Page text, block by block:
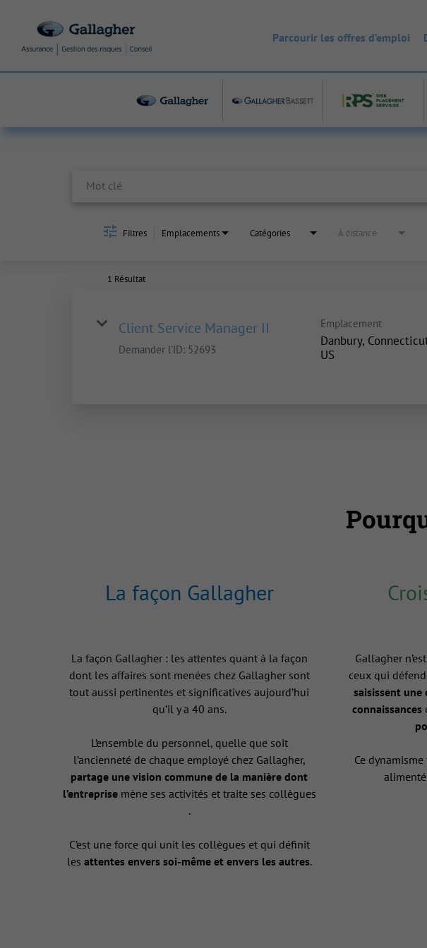
Parcourir les offres d’emploi
Filtres Emplacements Catégories À distance
1 Résultat
Client Service Manager II
Demander l'ID: 52693
Emplacement
Danbury,
La façon Gallagher
La façon Gallagher : les attentes quant à la façon
dont les affaires sont menées chez Gallagher sont
tout aussi pertinentes et significatives aujourd’hui
qu’il y a 40 ans.
L’ensemble du personnel, quelle que soit
l’ancienneté de chaque employé chez Gallagher,
partage une vision commune de la manière dont
l’entreprisemène ses activités et traite ses collègues
.
C’est une force qui unit les collègues et qui définit
les attentes envers soi-même et envers les autres.
Gallagher n’est
ceux qui
saisissent une
connaissances
Ce